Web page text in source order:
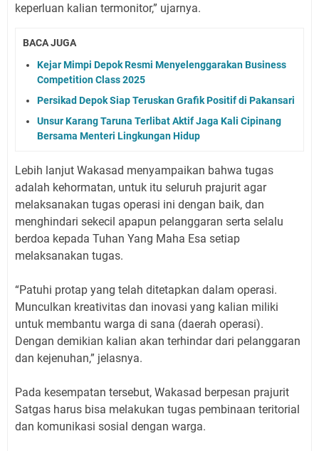
keperluan kalian termonitor,” ujarnya.
BACA JUGA
Kejar Mimpi Depok Resmi Menyelenggarakan Business
Competition Class 2025
Persikad Depok Siap Teruskan Grafik Positif di Pakansari
Unsur Karang Taruna Terlibat Aktif Jaga Kali Cipinang
Bersama Menteri Lingkungan Hidup
Lebih lanjut Wakasad menyampaikan bahwa tugas
adalah kehormatan, untuk itu seluruh prajurit agar
melaksanakan tugas operasi ini dengan baik, dan
menghindari sekecil apapun pelanggaran serta selalu
berdoa kepada Tuhan Yang Maha Esa setiap
melaksanakan tugas.
“Patuhi protap yang telah ditetapkan dalam operasi.
Munculkan kreativitas dan inovasi yang kalian miliki
untuk membantu warga di sana (daerah operasi).
Dengan demikian kalian akan terhindar dari pelanggaran
dan kejenuhan,” jelasnya.
Pada kesempatan tersebut, Wakasad berpesan prajurit
Satgas harus bisa melakukan tugas pembinaan teritorial
dan komunikasi sosial dengan warga.